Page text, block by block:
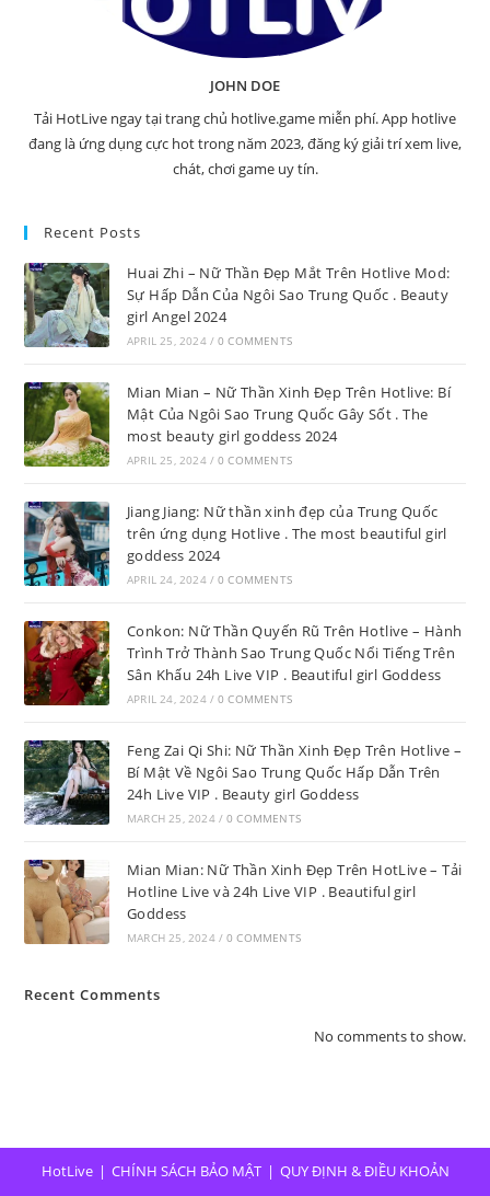
JOHN DOE
Tải HotLive ngay tại trang chủ hotlive.game miễn phí. App hotlive
đang là ứng dụng cực hot trong năm 2023, đăng ký giải trí xem live,
chát, chơi game uy tín.
Recent Posts
Huai Zhi – Nữ Thần Đẹp Mắt Trên Hotlive Mod:
Sự Hấp Dẫn Của Ngôi Sao Trung Quốc . Beauty
girl Angel 2024
APRIL 25, 2024 / 0 COMMENTS
Mian Mian – Nữ Thần Xinh Đẹp Trên Hotlive: Bí
Mật Của Ngôi Sao Trung Quốc Gây Sốt . The
most beauty girl goddess 2024
APRIL 25, 2024 / 0 COMMENTS
Jiang Jiang: Nữ thần xinh đẹp của Trung Quốc
trên ứng dụng Hotlive . The most beautiful girl
goddess 2024
APRIL 24, 2024 / 0 COMMENTS
Conkon: Nữ Thần Quyến Rũ Trên Hotlive – Hành
Trình Trở Thành Sao Trung Quốc Nổi Tiếng Trên
Sân Khấu 24h Live VIP . Beautiful girl Goddess
APRIL 24, 2024 / 0 COMMENTS
Feng Zai Qi Shi: Nữ Thần Xinh Đẹp Trên Hotlive –
Bí Mật Về Ngôi Sao Trung Quốc Hấp Dẫn Trên
24h Live VIP . Beauty girl Goddess
MARCH 25, 2024 / 0 COMMENTS
Mian Mian: Nữ Thần Xinh Đẹp Trên HotLive – Tải
Hotline Live và 24h Live VIP . Beautiful girl
Goddess
MARCH 25, 2024 / 0 COMMENTS
Recent Comments
No comments to show.
HotLive CHÍNH SÁCH BẢO MẬT QUY ĐỊNH & ĐIỀU KHOẢN